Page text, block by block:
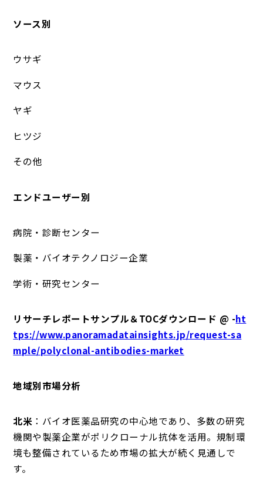
ソース別
ウサギ
マウス
ヤギ
ヒツジ
その他
エンドユーザー別
病院・診断センター
製薬・バイオテクノロジー企業
学術・研究センター
リサーチレポートサンプル＆TOCダウンロード @ -ht
tps://www.panoramadatainsights.jp/request-sa
mple/polyclonal-antibodies-market
地域別市場分析
北米 ：バイオ医薬品研究の中心地であり、多数の研究
機関や製薬企業がポリクローナル抗体を活用。規制環
境も整備されているため市場の拡大が続く見通しで
す。